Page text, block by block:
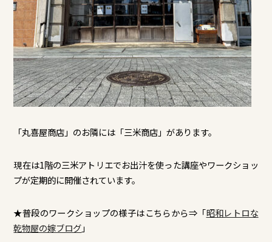
「丸喜屋商店」のお隣には「三米商店」があります。
現在は1階の三米アトリエでお出汁を使った講座やワークショッ
プが定期的に開催されています。
★普段のワークショップの様子はこちらから⇒「昭和レトロな
乾物屋の嫁ブログ」